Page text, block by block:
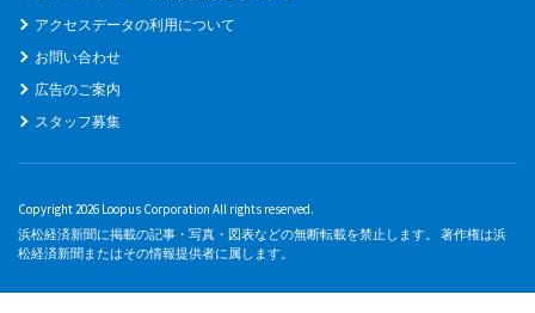
アクセスデータの利用について
お問い合わせ
広告のご案内
スタッフ募集
Copyright 2026 Loopus Corporation All rights reserved.
浜松経済新聞に掲載の記事・写真・図表などの無断転載を禁止します。 著作権は浜
松経済新聞またはその情報提供者に属します。